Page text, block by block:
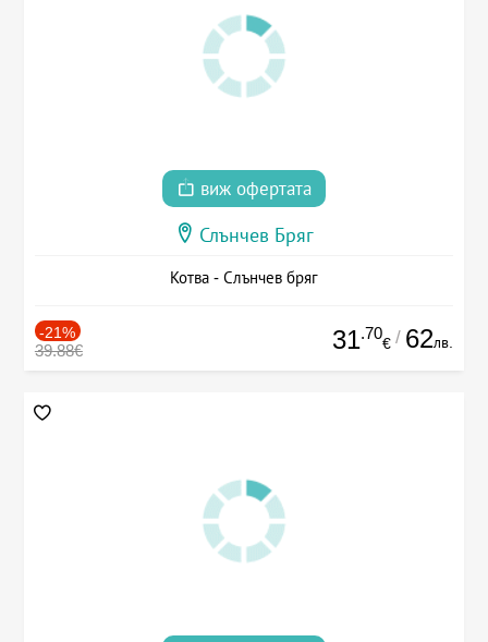
виж офертата
Слънчев Бряг
Котва - Слънчев бряг
-21%
39.88€ 31.70
€ / 62лв.